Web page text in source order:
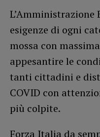
L’Amministrazione
esigenze di ogni
mossa con
appesantire le
tanti cittadini e
COVID con
più colpite.
Forza Italia da